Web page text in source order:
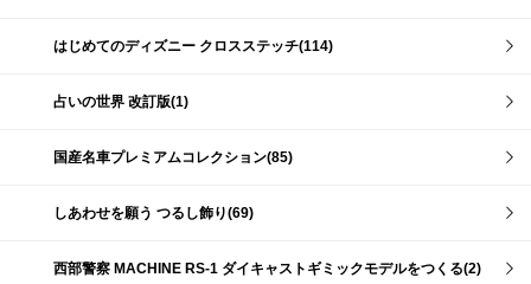
はじめてのディズニー クロスステッチ(114)
占いの世界 改訂版(1)
国産名車プレミアムコレクション(85)
しあわせを願う つるし飾り(69)
西部警察 MACHINE RS-1 ダイキャストギミックモデルをつくる(2)